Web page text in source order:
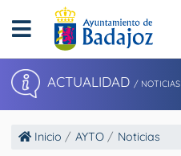
ACTUALIDAD / NOTICIAS
Inicio AYTO Noticias